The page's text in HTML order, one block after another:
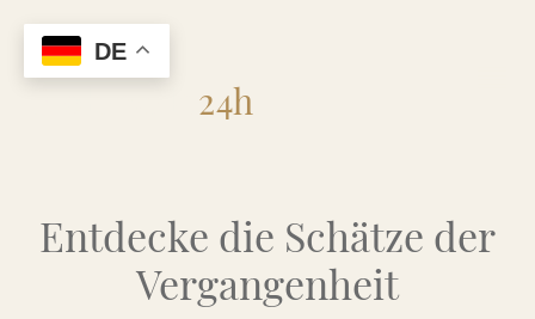
24h
Entdecke die Schätze der
Vergangenheit
DE